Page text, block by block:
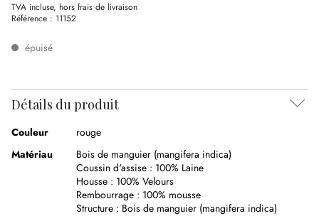
TVA incluse, hors frais de livraison
Référence : 11152
épuisé
Détails du produit
Couleur
rouge
Matériau
Bois de manguier (mangifera indica)
Coussin d'assise : 100% Laine
Housse : 100% Velours
Rembourrage : 100% mousse
Structure : Bois de manguier (mangifera indica)